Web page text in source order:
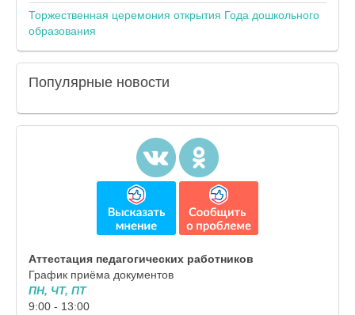
Торжественная церемония открытия Года дошкольного
образования
Популярные новости
Аттестация педагогических работников
График приёма документов
ПН, ЧТ, ПТ
9:00 - 13:00